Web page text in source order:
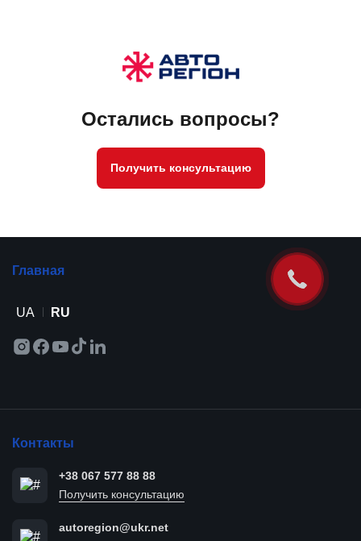
Остались вопросы?
Получить консультацию
Главная
UA RU
Контакты
+38 067 577 88 88
Получить консультацию
autoregion@ukr.net